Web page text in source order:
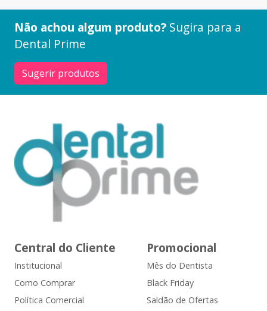
Não achou algum produto? Sugira para a
Dental Prime
Sugerir produtos
Central do Cliente
Institucional
Como Comprar
Política Comercial
Promocional
Mês do Dentista
Black Friday
Saldão de Ofertas